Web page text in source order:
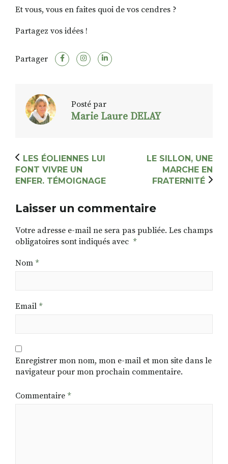
Et vous, vous en faites quoi de vos cendres ?
Partagez vos idées !
Partager
Posté par
Marie Laure DELAY
LES ÉOLIENNES LUI
FONT VIVRE UN
ENFER. TÉMOIGNAGE
LE SILLON, UNE
MARCHE EN
FRATERNITÉ
Laisser un commentaire
Votre adresse e-mail ne sera pas publiée. Les champs
obligatoires sont indiqués avec *
Nom *
Email *
Enregistrer mon nom, mon e-mail et mon site dans le
navigateur pour mon prochain commentaire.
Commentaire *